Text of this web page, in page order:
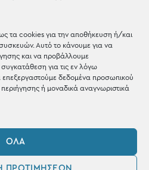
τα cookies για την αποθήκευση ή/και
Αυτό το κάνουμε για να
και να προβάλλουμε
για τις εν λόγω
επεξεργαστούμε δεδομένα προσωπικού
ή μοναδικά αναγνωριστικά
ΌΛΑ
ΠΡΟΤΙΜΉΣΕΩΝ
Gifts